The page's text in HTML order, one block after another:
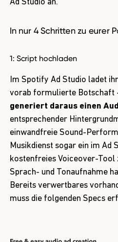
Ad Studio an.
In nur 4 Schritten zu eurer
1: Script hochladen
Im Spotify Ad Studio ladet
vorab formulierte Botschaft
generiert daraus einen
entsprechender
einwandfreie Sound-
Musikdienst sogar ein im Ad
kostenfreies Voiceover-Tool
Sprach- und Tonaufnahme
Bereits verwertbares
muss die folgenden Specs